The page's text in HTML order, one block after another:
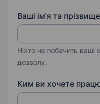
Ваші ім'я та прізвище
Ніхто не побачить ваші
дозволу.
Ким ви хочете